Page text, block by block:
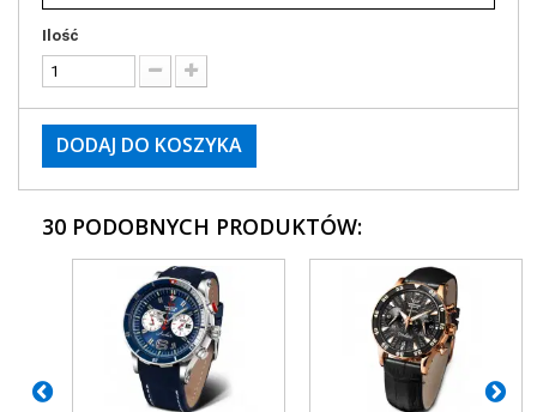
Ilość
DODAJ DO KOSZYKA
30 PODOBNYCH PRODUKTÓW: